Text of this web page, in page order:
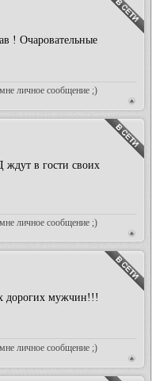
! Очаровательные
личное сообщение ;)
ждут в гости своих
личное сообщение ;)
дорогих мужчин!!!
личное сообщение ;)